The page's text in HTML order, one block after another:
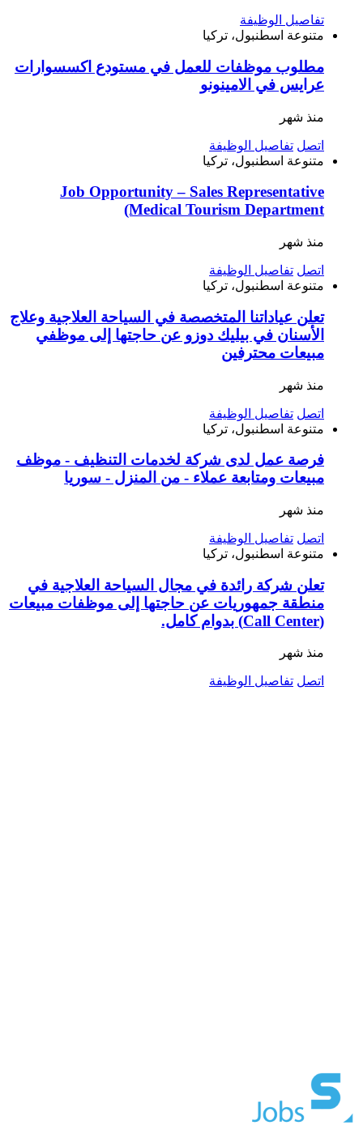
تفاصيل الوظيفة
متنوعة اسطنبول، تركيا
مطلوب موظفات للعمل في مستودع اكسسوارات
عرايس في الامينونو
منذ شهر
اتصل تفاصيل الوظيفة
متنوعة اسطنبول، تركيا
Job Opportunity – Sales Representative
(Medical Tourism Department
منذ شهر
اتصل تفاصيل الوظيفة
متنوعة اسطنبول، تركيا
تعلن عياداتنا المتخصصة في السياحة العلاجية وعلاج
الأسنان في بيليك دوزو عن حاجتها إلى موظفي
مبيعات محترفين
منذ شهر
اتصل تفاصيل الوظيفة
متنوعة اسطنبول، تركيا
فرصة عمل لدى شركة لخدمات التنظيف - موظف
مبيعات ومتابعة عملاء - من المنزل - سوريا
منذ شهر
اتصل تفاصيل الوظيفة
متنوعة اسطنبول، تركيا
تعلن شركة رائدة في مجال السياحة العلاجية في
منطقة جمهوريات عن حاجتها إلى موظفات مبيعات
(Call Center) بدوام كامل.
منذ شهر
اتصل تفاصيل الوظيفة